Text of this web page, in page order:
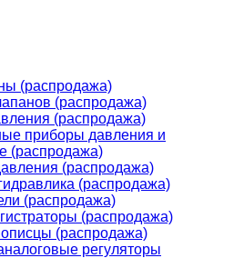
(распродажа)
(распродажа)
(распродажа)
приборы давления и
(распродажа)
(распродажа)
(распродажа)
(распродажа)
(распродажа)
(распродажа)
регуляторы